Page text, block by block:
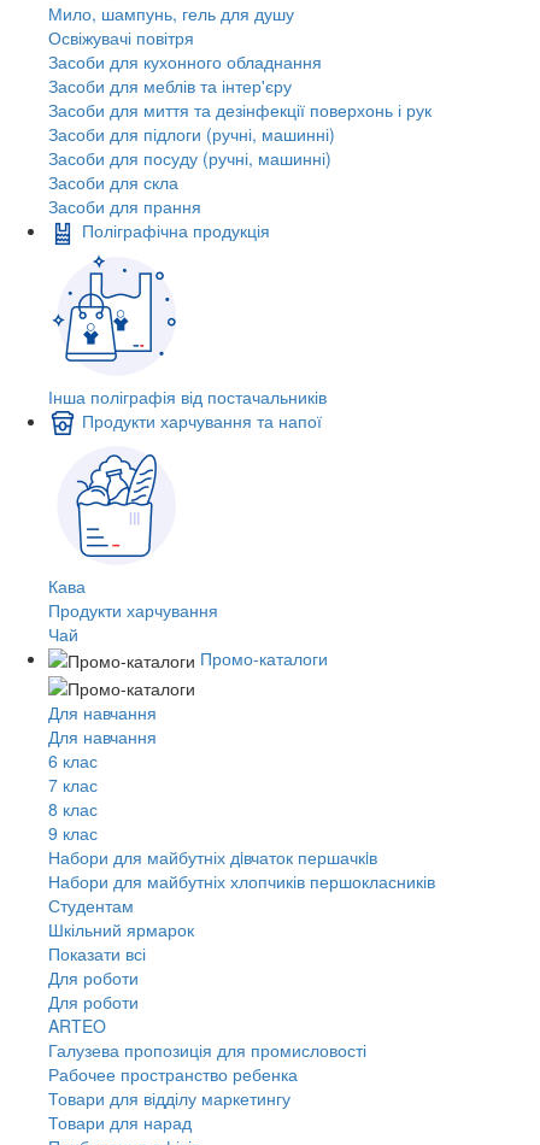
Мило, шампунь, гель для душу
Освіжувачі повітря
Засоби для кухонного обладнання
Засоби для меблів та інтер'єру
Засоби для миття та дезінфекції поверхонь і рук
Засоби для підлоги (ручні, машинні)
Засоби для посуду (ручні, машинні)
Засоби для скла
Засоби для прання
Поліграфічна продукція
Інша поліграфія від постачальників
Продукти харчування та напої
Кава
Продукти харчування
Чай
Промо-каталоги
Для навчання
Для навчання
6 клас
7 клас
8 клас
9 клас
Набори для майбутніх дiвчаток першачкiв
Набори для майбутніх хлопчиків першокласників
Студентам
Шкільний ярмарок
Показати всі
Для роботи
Для роботи
ARTEO
Галузева пропозиція для промисловості
Рабочее пространство ребенка
Товари для відділу маркетингу
Товари для нарад